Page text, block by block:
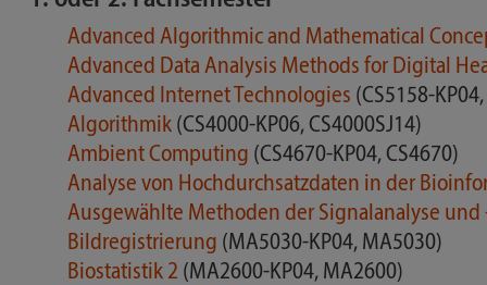
Website
Website
Website
Advanced Algorithmic and Mathematical
Advanced Data Analysis Methods for Digital
Advanced Internet Technologies (CS5158-
Algorithmik (CS4000-KP06, CS4000SJ14)
Ambient Computing (CS4670-KP04, CS4670)
Analyse von Hochdurchsatzdaten in der
Ausgewählte Methoden der Signalanalyse und
Bildregistrierung (MA5030-KP04, MA5030)
Biostatistik 2 (MA2600-KP04, MA2600)